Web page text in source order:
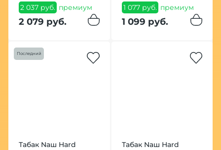
2 037 руб. премиум
2 079 руб.
1 077 руб. премиум
1 099 руб.
Последний
Табак Nаш Hard
Табак Nаш Hard